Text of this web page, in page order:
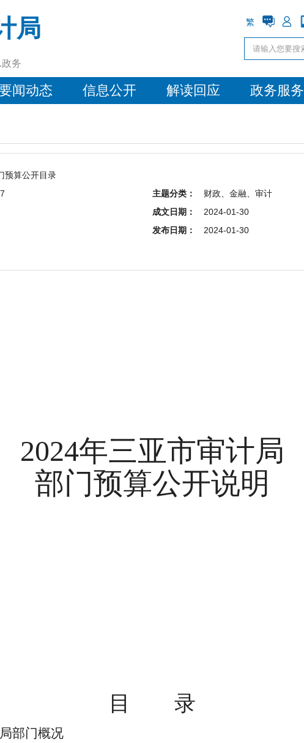
局
务
繁
闻动态 信息公开 解读回应 政务服务
预算公开目录
主题分类：
财政、金融、审计
成文日期：
2024-01-30
发布日期：
2024-01-30
2024年三亚市审计局
部门预算公开说明
目 录
部门概况